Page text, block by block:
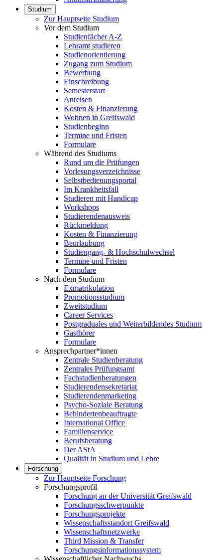
Studium
Zur Hauptseite Studium
Vor dem Studium
Studienfächer A-Z
Lehramt studieren
Studienorientierung
Zugang zum Studium
Bewerbung
Einschreibung
Semesterstart
Anreisen
Kosten & Finanzierung
Wohnen in Greifswald
Studienbeginn
Termine und Fristen
Formulare
Während des Studiums
Rund um die Prüfungen
Vorlesungsverzeichnisse
Selbstbedienungsportal
Im Krankheitsfall
Studieren mit Handicap
Workshops
Studierendenausweis
Rückmeldung
Kosten & Finanzierung
Beurlaubung
Studiengang- & Hochschulwechsel
Termine und Fristen
Formulare
Nach dem Studium
Exmatrikulation
Promotionsstudium
Zweitstudium
Career Services
Postgraduales und Weiterbildendes Studium
Gasthörer
Formulare
Ansprechpartner*innen
Zentrale Studienberatung
Zentrales Prüfungsamt
Fachstudienberatungen
Studierendensekretariat
Studierendenmarketing
Psycho-Soziale Beratung
Behindertenbeauftragte
International Office
Familienservice
Berufsberatung
Der AStA
Qualität in Studium und Lehre
Forschung
Zur Hauptseite Forschung
Forschungsprofil
Forschung an der Universität Greifswald
Forschungsschwerpunkte
Forschungsprojekte
Wissenschaftsstandort Greifswald
Wissenschaftsnetzwerke
Third Mission & Transfer
Forschungsinformationssystem